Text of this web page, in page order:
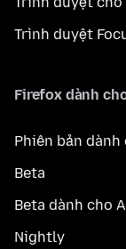
Trình duyệt
Firefox dành
Phiên bản
Beta
Beta dành cho
Nightly